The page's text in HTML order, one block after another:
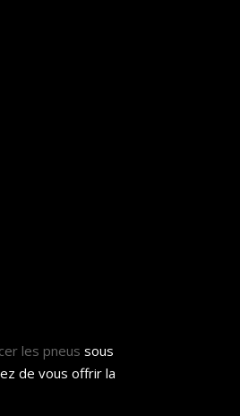
les pneus sous
de vous offrir la